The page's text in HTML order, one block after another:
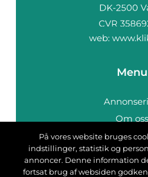
web:
Menu
Om oss
Kontakta
På vores website bruges
indstillinger, statistik og
annoncer. Denne information
fortsat brug af websiden